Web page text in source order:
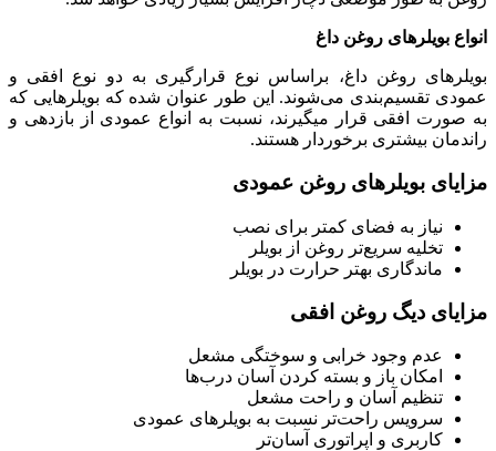
انواع بویلرهای روغن داغ
بویلرهای روغن داغ، براساس نوع قرارگیری به دو نوع افقی و
عمودی تقسیم‌بندی می‌شوند. این طور عنوان شده که بویلرهایی که
به صورت افقی قرار می‎گیرند، نسبت به انواع عمودی از بازدهی و
راندمان بیشتری برخوردار هستند.
مزایای بویلرهای روغن عمودی
نیاز به فضای کمتر برای نصب
تخلیه سریع‌تر روغن از بویلر
ماندگاری بهتر حرارت در بویلر
مزایای دیگ روغن افقی
عدم وجود خرابی و سوختگی مشعل
امکان باز و بسته کردن آسان درب‌ها
تنظیم آسان و راحت مشعل
سرویس راحت‌تر نسبت به بویلرهای عمودی
کاربری و اپراتوری آسان‌تر